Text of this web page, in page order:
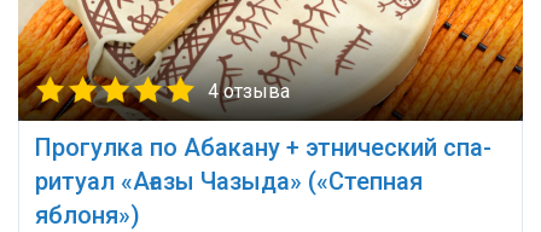
4 отзыва
Прогулка по Абакану + этнический спа-
ритуал «Ағазы Чазыда» («Степная
яблоня»)